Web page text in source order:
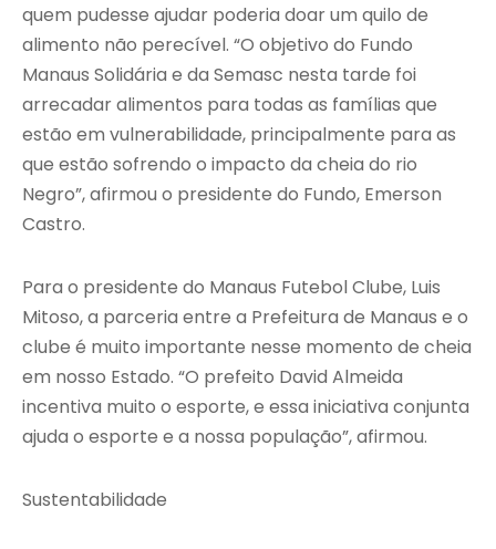
quem pudesse ajudar poderia doar um quilo de
alimento não perecível. “O objetivo do Fundo
Manaus Solidária e da Semasc nesta tarde foi
arrecadar alimentos para todas as famílias que
estão em vulnerabilidade, principalmente para as
que estão sofrendo o impacto da cheia do rio
Negro”, afirmou o presidente do Fundo, Emerson
Castro.
Para o presidente do Manaus Futebol Clube, Luis
Mitoso, a parceria entre a Prefeitura de Manaus e o
clube é muito importante nesse momento de cheia
em nosso Estado. “O prefeito David Almeida
incentiva muito o esporte, e essa iniciativa conjunta
ajuda o esporte e a nossa população”, afirmou.
Sustentabilidade